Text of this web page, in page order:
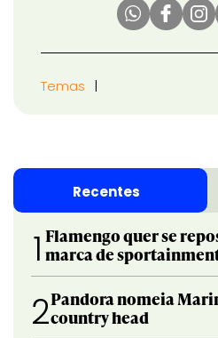
Temas
Recentes
1 Flamengo quer se
marca de
2Pandora nomeia
country head